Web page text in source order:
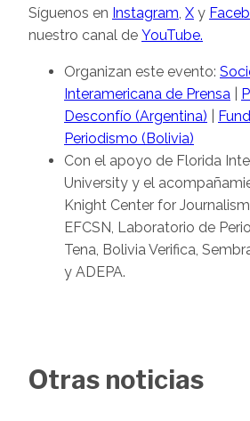
Síguenos en Instagram X y
nuestro canal de YouTube.
Organizan este evento:
Interamericana de Prensa
Desconfío (Argentina)
Periodismo (Bolivia)
Con el apoyo de Florida
University y el
Knight Center for
EFCSN, Laboratorio de
Tena, Bolivia Verifica,
y ADEPA.
Otras noticias